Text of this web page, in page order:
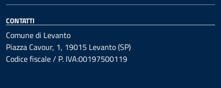
CONTATTI
Comune di Levanto
Piazza Cavour, 1, 19015 Levanto (SP)
Codice fiscale / P. IVA:00197500119